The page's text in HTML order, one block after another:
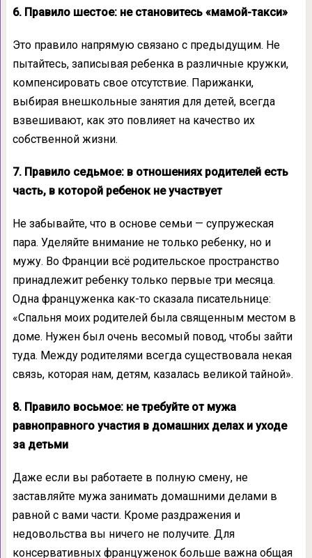
6. Правило шестое: не становитесь «мамой-такси»
Это правило напрямую связано с предыдущим. Не
пытайтесь, записывая ребенка в различные кружки,
компенсировать свое отсутствие. Парижанки,
выбирая внешкольные занятия для детей, всегда
взвешивают, как это повлияет на качество их
собственной жизни.
7. Правило седьмое: в отношениях родителей есть
часть, в которой ребенок не участвует
Не забывайте, что в основе семьи — супружеская
пара. Уделяйте внимание не только ребенку, но и
мужу. Во Франции всё родительское пространство
принадлежит ребенку только первые три месяца.
Одна француженка как-то сказала писательнице:
«Спальня моих родителей была священным местом в
доме. Нужен был очень весомый повод, чтобы зайти
туда. Между родителями всегда существовала некая
связь, которая нам, детям, казалась великой тайной».
8. Правило восьмое: не требуйте от мужа
равноправного участия в домашних делах и уходе
за детьми
Даже если вы работаете в полную смену, не
заставляйте мужа занимать домашними делами в
равной с вами части. Кроме раздражения и
недовольства вы ничего не получите. Для
консервативных француженок больше важна общая